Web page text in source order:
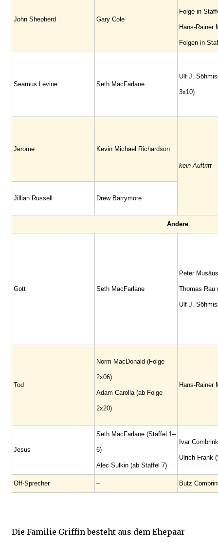
John Shepherd Gary Cole
Folge in
Hans-Rainer
Folgen in
Seamus Levine Seth MacFarlane
Ulf J.
3x10)
Jerome Kevin Michael Richardson
kein Auftritt
Jillian Russell Drew Barrymore
Andere
Gott Seth MacFarlane
Peter
Thomas Rau
Ulf J.
Tod
Norm MacDonald (Folge
2x06)
Adam Carolla (ab Folge
2x20)
Hans-Rainer
Jesus
Seth MacFarlane (Staffel 1–
6)
Alec Sulkin (ab Staffel 7)
Ivar
Ulrich Frank
Off-Sprecher – Butz
Die Familie Griffin besteht aus dem Ehepaar